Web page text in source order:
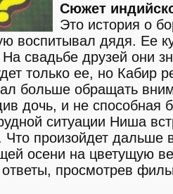
Сюжет
Это история о
воспитывал дядя. Ее
свадьбе друзей они
только ее, но Кабир
больше обращать
дочь, и не
ситуации Ниша
произойдет
осени на цветущую
просмотрев